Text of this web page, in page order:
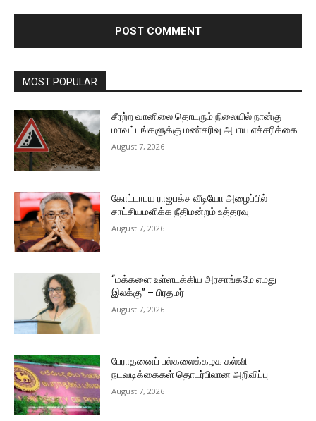
MOST POPULAR
சீரற்ற வானிலை தொடரும் நிலையில் நான்கு
மாவட்டங்களுக்கு மண்சரிவு அபாய எச்சரிக்கை
August 7, 2026
கோட்டாபய ராஜபக்ச வீடியோ அழைப்பில்
சாட்சியமளிக்க நீதிமன்றம் உத்தரவு
August 7, 2026
“மக்களை உள்ளடக்கிய அரசாங்கமே எமது
இலக்கு” – பிரதமர்
August 7, 2026
பேராதனைப் பல்கலைக்கழக கல்வி
நடவடிக்கைகள் தொடர்பிலான அறிவிப்பு
August 7, 2026